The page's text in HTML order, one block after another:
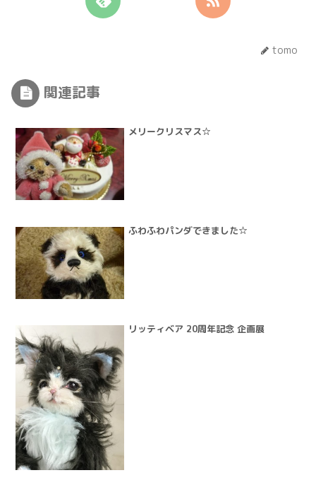
tomo
関連記事
メリークリスマス☆
ふわふわパンダできました☆
リッティベア 20周年記念 企画展